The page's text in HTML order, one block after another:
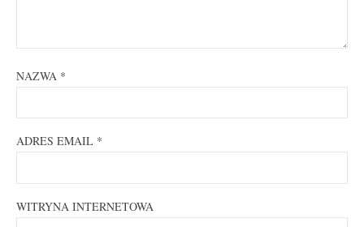
NAZWA *
ADRES EMAIL *
WITRYNA INTERNETOWA